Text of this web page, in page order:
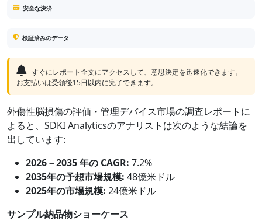
安全な決済
検証済みのデータ
すぐにレポート全文にアクセスして、意思決定を迅速化できます。
お支払いは受領後15日以内に完了できます。
外傷性脳損傷の評価・管理デバイス市場の調査レポートに
よると、SDKI Analyticsのアナリストは次のような結論を
出しています:
2026－2035 年の CAGR: 7.2%
2035年の予想市場規模: 48億米ドル
2025年の市場規模: 24億米ドル
サンプル納品物ショーケース